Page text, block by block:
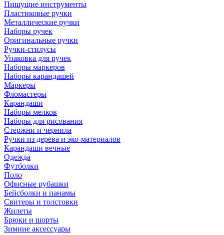
Пишущие инструменты
Пластиковые ручки
Металлические ручки
Наборы ручек
Оригинальные ручки
Ручки-стилусы
Упаковка для ручек
Наборы маркеров
Наборы карандашей
Маркеры
Фломастеры
Карандаши
Наборы мелков
Наборы для рисования
Стержни и чернила
Ручки из дерева и эко-материалов
Карандаши вечные
Одежда
Футболки
Поло
Офисные рубашки
Бейсболки и панамы
Свитеры и толстовки
Жилеты
Брюки и шорты
Зимние аксессуары